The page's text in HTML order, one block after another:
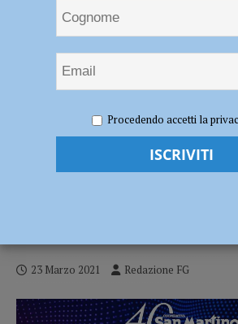
magistrali della Cattolica, tre giorni per
Piacenza
Open week lauree
23 Marzo 2021 Redazione FG
Procedendo accetti la